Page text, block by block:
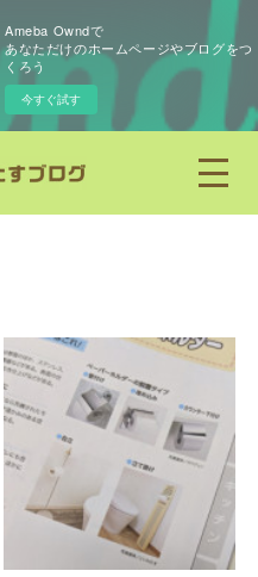
Ameba Owndで
あなただけのホームページやブログをつ
くろう
今すぐ試す